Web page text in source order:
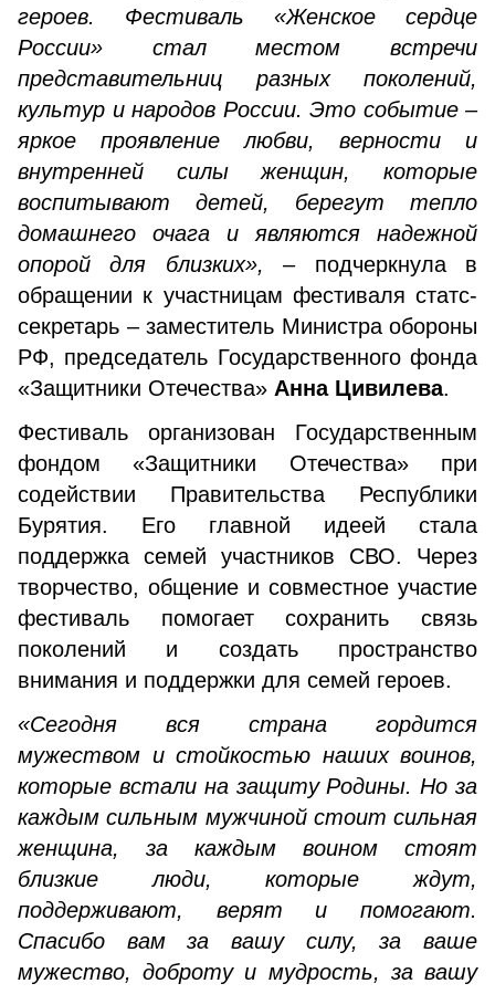
героев. Фестиваль «Женское сердце
России» стал местом встречи
представительниц разных поколений,
культур и народов России. Это событие –
яркое проявление любви, верности и
внутренней силы женщин, которые
воспитывают детей, берегут тепло
домашнего очага и являются надежной
опорой для близких»,– подчеркнула в
обращении к участницам фестиваля статс-
секретарь – заместитель Министра обороны
РФ, председатель Государственного фонда
«Защитники Отечества» Анна Цивилева.
Фестиваль организован Государственным
фондом «Защитники Отечества» при
содействии Правительства Республики
Бурятия. Его главной идеей стала
поддержка семей участников СВО. Через
творчество, общение и совместное участие
фестиваль помогает сохранить связь
поколений и создать пространство
внимания и поддержки для семей героев.
«Сегодня вся страна гордится
мужеством и стойкостью наших воинов,
которые встали на защиту Родины. Но за
каждым сильным мужчиной стоит сильная
женщина, за каждым воином стоят
близкие люди, которые ждут,
поддерживают, верят и помогают.
Спасибо вам за вашу силу, за ваше
мужество, доброту и мудрость, за вашу